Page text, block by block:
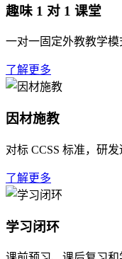
趣味 1 对 1 课堂
一对一固定外教教学模
了解更多
因材施教
对标 CCSS 标准，研
了解更多
学习闭环